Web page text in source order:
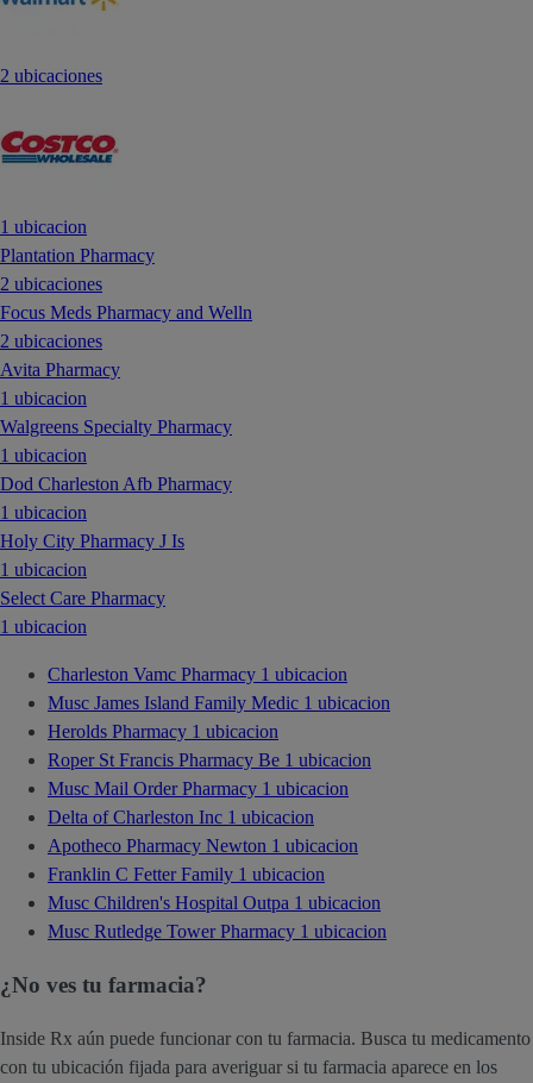
2 ubicaciones
1 ubicacion
Plantation Pharmacy
2 ubicaciones
Focus Meds Pharmacy and Welln
2 ubicaciones
Avita Pharmacy
1 ubicacion
Walgreens Specialty Pharmacy
1 ubicacion
Dod Charleston Afb Pharmacy
1 ubicacion
Holy City Pharmacy J Is
1 ubicacion
Select Care Pharmacy
1 ubicacion
Charleston Vamc Pharmacy 1 ubicacion
Musc James Island Family Medic 1 ubicacion
Herolds Pharmacy 1 ubicacion
Roper St Francis Pharmacy Be 1 ubicacion
Musc Mail Order Pharmacy 1 ubicacion
Delta of Charleston Inc 1 ubicacion
Apotheco Pharmacy Newton 1 ubicacion
Franklin C Fetter Family 1 ubicacion
Musc Children's Hospital Outpa 1 ubicacion
Musc Rutledge Tower Pharmacy 1 ubicacion
¿No ves tu farmacia?
Inside Rx aún puede funcionar con tu farmacia. Busca tu medicamento
con tu ubicación fijada para averiguar si tu farmacia aparece en los